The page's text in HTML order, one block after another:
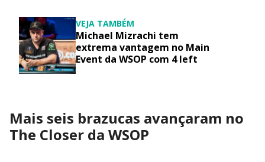
VEJA TAMBÉM
Michael Mizrachi tem
extrema vantagem no Main
Event da WSOP com 4 left
Mais seis brazucas avançaram no
The Closer da WSOP